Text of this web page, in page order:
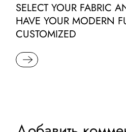
SELECT YOUR FABRIC
HAVE YOUR MODERN
CUSTOMIZED
READ MORE